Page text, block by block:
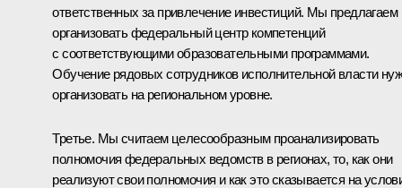
ответственных за привлечение инвестиций. Мы предлагаем
организовать федеральный центр компетенций
с соответствующими образовательными программами.
Обучение рядовых сотрудников исполнительной власти
организовать на региональном уровне.
Третье. Мы считаем целесообразным проанализировать
полномочия федеральных ведомств в регионах, то, как они
реализуют свои полномочия и как это сказывается на